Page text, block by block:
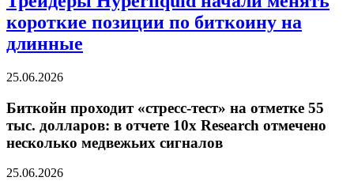
короткие позиции по биткоину на
длинные
25.06.2026
Биткойн проходит «стресс-тест» на отметке 55
тыс. долларов: в отчете 10x Research отмечено
несколько медвежьих сигналов
25.06.2026